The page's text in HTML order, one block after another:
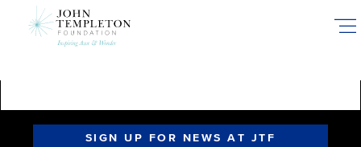
SIGN UP FOR NEWS AT JTF